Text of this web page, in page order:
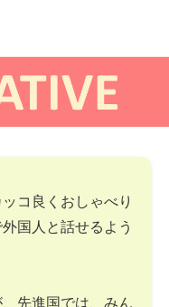
コ良くおしゃべり
国人と話せるよう
先進国では、みん